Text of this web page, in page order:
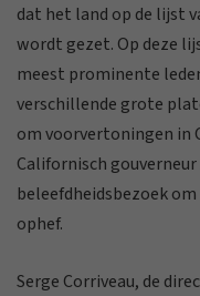
dat het land op de lijst
wordt gezet. Op deze
meest prominente
verschillende grote
om voorvertoningen in
Californisch
beleefdheidsbezoek
ophef.
Serge Corriveau, de